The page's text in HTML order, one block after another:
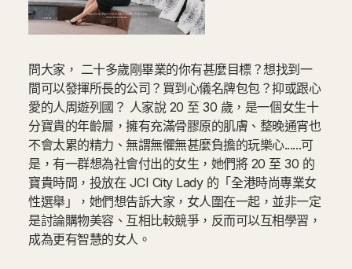
問大家， 二十多歲剛畢業的你有甚麼目標？想找到一
間可以發揮所長的公司？買到心儀名牌包包？抑或跟心
愛的人周遊列國？ 人家說 20 至 30 歲，是一個女生十
分寶貴的年齡層，擁有充滿骨膠原的肌膚、整晚通宵也
不會太累的精力、無謂無懼無甚麼負擔的玩樂心......可
是，有一群想為社會付出的女生，她們將 20 至 30 的
寶貴時間，投放在 JCI City Lady 的「全港時尚專業女
性選舉」，她們想告訴大家，女人圍在一起，並非一定
是討論購物美容、互相比較競爭，反而可以互相學習，
成為更有智慧的女人。